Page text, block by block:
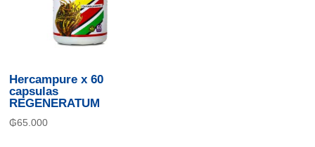
Hercampure x 60
capsulas
REGENERATUM
₲65.000